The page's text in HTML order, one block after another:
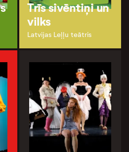
Trīs sivēntiņi un
vilks
Latvijas Leļļu teātris